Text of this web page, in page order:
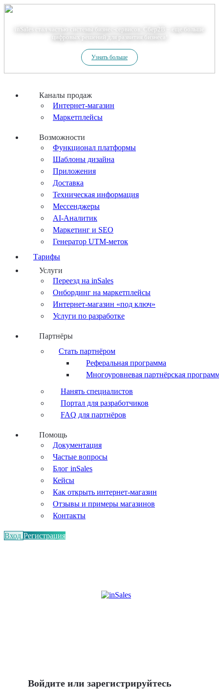
inSales стал частью системы бизнес-сервисов. Сбер2В – еще больше
цифровых решений для развития бизнеса!
Узнать больше
Каналы продаж
Интернет-магазин
Маркетплейсы
Возможности
Функционал платформы
Шаблоны дизайна
Приложения
Доставка
Техническая информация
Мессенджеры
AI-Аналитик
Маркетинг и SEO
Генератор UTM-меток
Тарифы
Услуги
Переезд на inSales
Онбординг на маркетплейсы
Интернет-магазин «под ключ»
Услуги по разработке
Партнёры
Стать партнёром
Реферальная программа
Многоуровневая партнёрская
Нанять специалистов
Портал для разработчиков
FAQ для партнёров
Помощь
Документация
Частые вопросы
Блог inSales
Кейсы
Как открыть интернет-магазин
Отзывы и примеры магазинов
Контакты
Вход Регистрация
Войдите или зарегистрируйтесь